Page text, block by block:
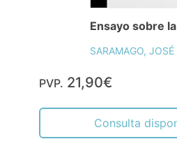
Ensayo sobre
SARAMAGO, JOSÉ
PVP. 21,90€
Consulta